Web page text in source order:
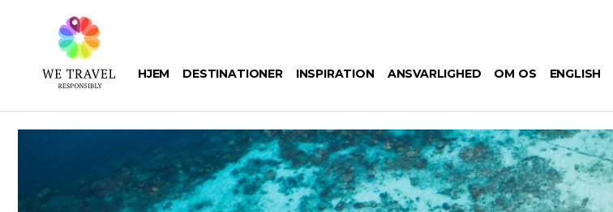
hovedindhold
HJEM DESTINATIONER INSPIRATION ANSVARLIGHED OM OS ENGLISH